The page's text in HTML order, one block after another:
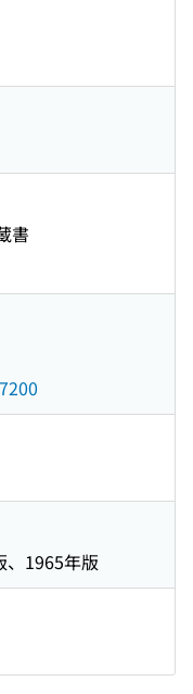
書
、1965年版